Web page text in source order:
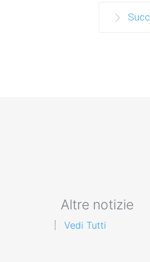
Succ.
Altre notizie
Vedi Tutti